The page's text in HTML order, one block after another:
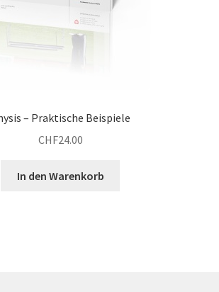
– Praktische Beispiele
CHF24.00
In den Warenkorb